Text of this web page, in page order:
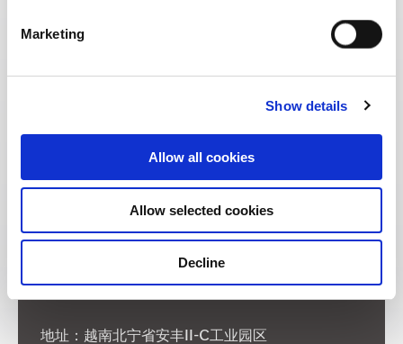
Marketing
Show details
Allow all cookies
Allow selected cookies
Decline
地址：越南北宁省安丰II-C工业园区